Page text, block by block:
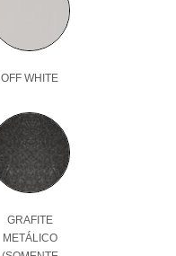
OFF WHITE
GRAFITE
METÁLICO